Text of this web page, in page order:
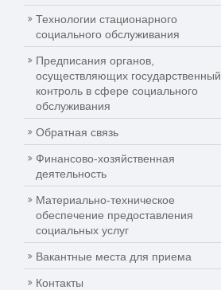
Технологии стационарного
социального обслуживания
Предписания органов,
осуществляющих государственный
контроль в сфере социального
обслуживания
Обратная связь
Финансово-хозяйственная
деятельность
Материально-техническое
обеспечение предоставления
социальных услуг
Вакантные места для приема
Контакты